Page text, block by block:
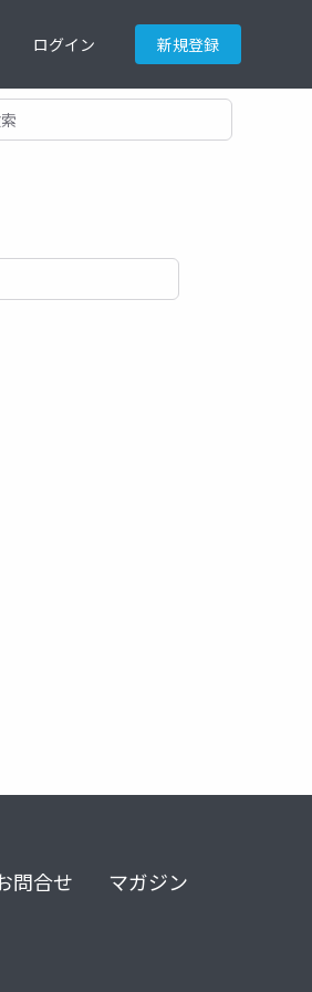
ログイン 新規登録
問合せ マガジン